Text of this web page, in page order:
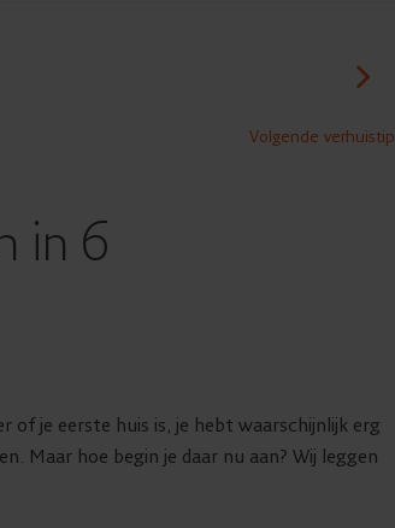
Volgende verhuistip
in 6
of je eerste huis is, je hebt waarschijnlijk erg
Maar hoe begin je daar nu aan? Wij leggen